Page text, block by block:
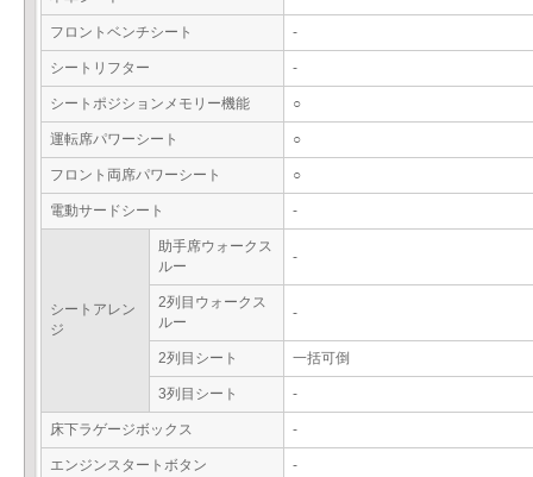
フロントベンチシート -
シートリフター -
シートポジションメモリー機能 ○
運転席パワーシート ○
フロント両席パワーシート ○
電動サードシート -
シートアレン
ジ
助手席ウォークス
ルー
-
2列目ウォークス
ルー
-
2列目シート 一括可倒
3列目シート -
床下ラゲージボックス -
エンジンスタートボタン -